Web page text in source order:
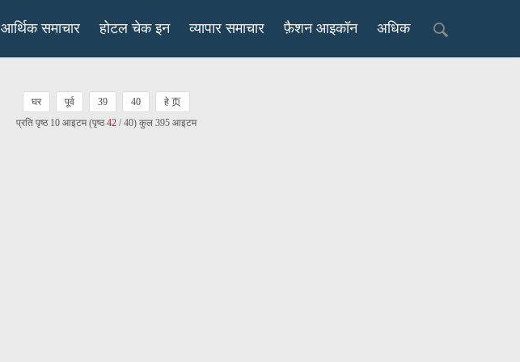
आर्थिक समाचार होटल चेक इन व्यापार समाचार फ़ैशन आइकॉन अधिक
घर पूर्व 39 40
हे 页
प्रति पृष्ठ 10 आइटम (पृष्ठ42/ 40) कुल 395 आइटम